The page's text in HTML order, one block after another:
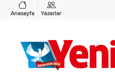
Anasayfa Yazarlar
%-0,22